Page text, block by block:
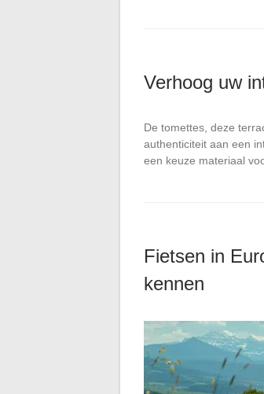
Verhoog uw
De tomettes, deze
authenticiteit aan een
een keuze materiaal
Fietsen in
kennen